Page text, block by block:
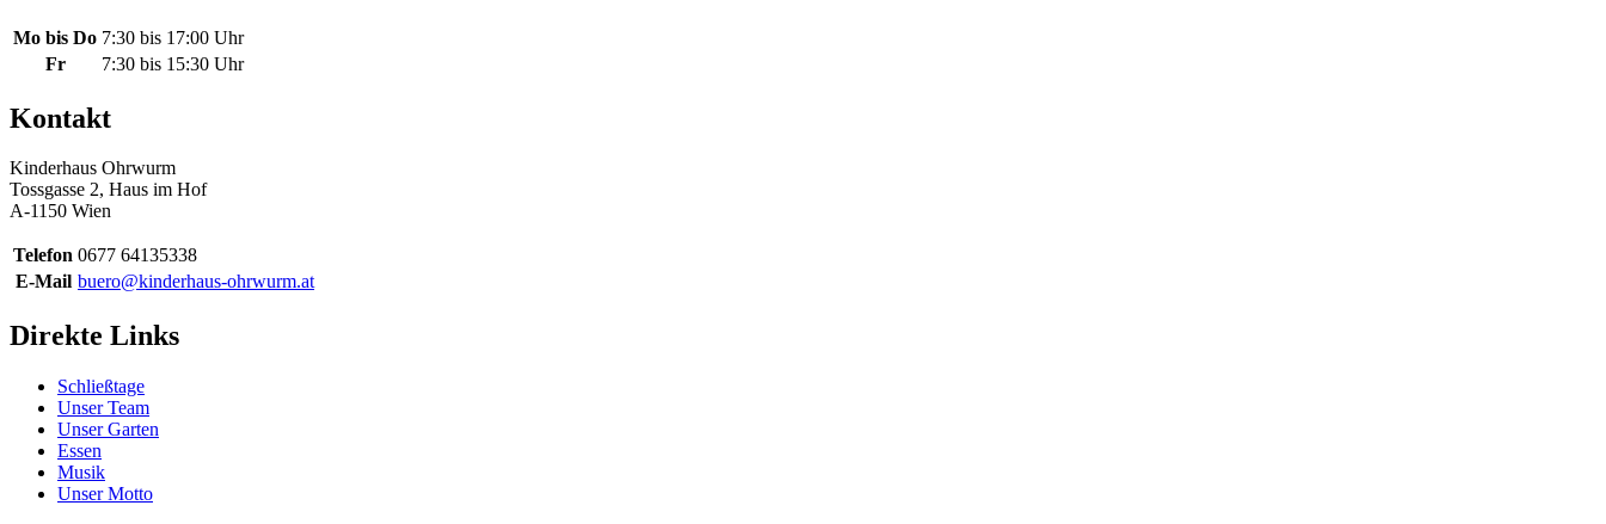
Mo bis Do 7:30 bis 17:00 Uhr
Fr
7:30 bis 15:30 Uhr
Kontakt
Kinderhaus Ohrwurm
Tossgasse 2, Haus im Hof
A-1150 Wien
Telefon 0677 64135338
E-Mail buero@kinderhaus-ohrwurm.at
Direkte Links
Schließtage
Unser Team
Unser Garten
Essen
Musik
Unser Motto